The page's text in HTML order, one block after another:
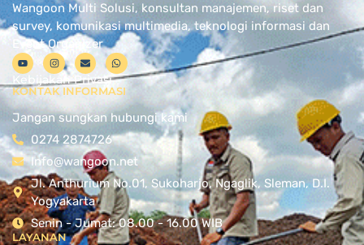
Wangoon Multi Solusi, konsultan manajemen, riset dan
survey, komunikasi multimedia, teknologi informasi dan
Event Organizer
Kebijakan Privasi
KONTAK INFORMASI
Jangan sungkan hubungi kami
0274 2874726
Info@wangoon.net
Jl. Anthurium No.01, Sukoharjo, Ngaglik, Sleman, D.I.
Yogyakarta
Senin - Jumat: 08.00 - 16.00 WIB
LAYANAN